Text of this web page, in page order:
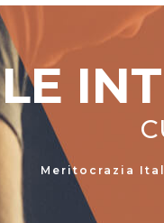
LE
Meritocrazia